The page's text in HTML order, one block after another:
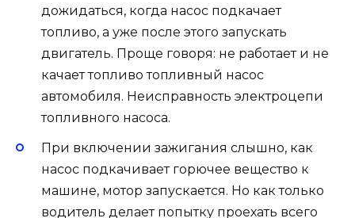
дожидаться, когда насос подкачает
топливо, а уже после этого запускать
двигатель. Проще говоря: не работает и не
качает топливо топливный насос
автомобиля. Неисправность электроцепи
топливного насоса.
При включении зажигания слышно, как
насос подкачивает горючее вещество к
машине, мотор запускается. Но как только
водитель делает попытку проехать всего